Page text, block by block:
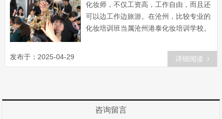
化妆师，不仅工资高，工作自由，而且还
可以边工作边旅游。在沧州，比较专业的
化妆培训班当属沧州港泰化妆培训学校。
发布于：2025-04-29 详细阅读
咨询留言